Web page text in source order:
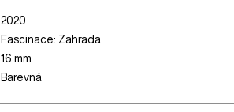
2020
Fascinace: Zahrada
16 mm
Barevná